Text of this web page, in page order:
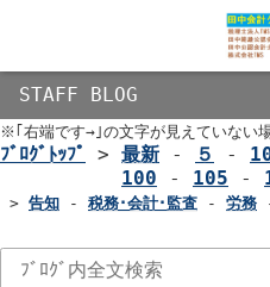
STAFF BLOG
※｢右端です→｣の文字が見えていない
ﾌﾞﾛｸﾞﾄｯﾌﾟ > 最新 - ５ -
100 - 105 -
> 告知 - 税務･会計･監査 - 労務